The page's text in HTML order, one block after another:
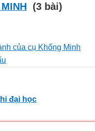
(3 bài)
của cụ Khổng Minh
đại học